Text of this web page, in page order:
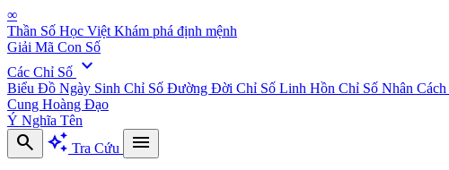
∞
Thần Số Học Việt Khám phá định mệnh
Giải Mã Con Số
Các Chỉ Số expand_more
Biểu Đồ Ngày Sinh Chỉ Số Đường Đời Chỉ Số Linh Hồn Chỉ Số Nhân Cách
Cung Hoàng Đạo
Ý Nghĩa Tên
search auto_awesome Tra Cứu
menu